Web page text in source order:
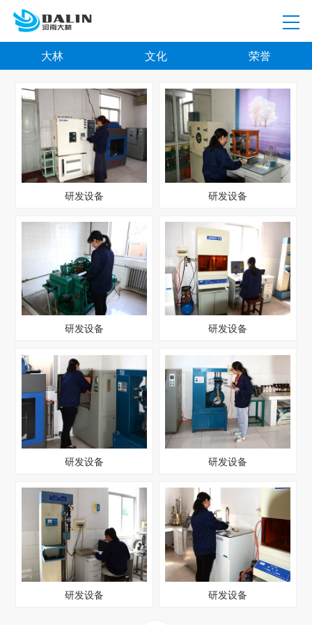
大林 文化 荣誉
研发设备 研发设备
研发设备 研发设备
研发设备 研发设备
研发设备 研发设备